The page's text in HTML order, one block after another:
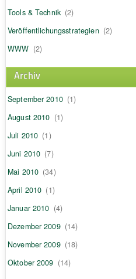
Tools & Technik (2)
Veröffentlichungsstrategien (2)
WWW (2)
Archiv
September 2010 (1)
August 2010 (1)
Juli 2010 (1)
Juni 2010 (7)
Mai 2010 (34)
April 2010 (1)
Januar 2010 (4)
Dezember 2009 (14)
November 2009 (18)
Oktober 2009 (14)